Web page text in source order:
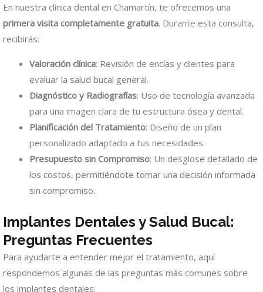
En nuestra clínica dental en Chamartín, te ofrecemos una
primera visita completamente gratuita. Durante esta consulta,
recibirás:
Valoración clínica: Revisión de encías y dientes para
evaluar la salud bucal general.
Diagnóstico y Radiografías: Uso de tecnología avanzada
para una imagen clara de tu estructura ósea y dental.
Planificación del Tratamiento: Diseño de un plan
personalizado adaptado a tus necesidades.
Presupuesto sin Compromiso: Un desglose detallado de
los costos, permitiéndote tomar una decisión informada
sin compromiso.
Implantes Dentales y Salud Bucal:
Preguntas Frecuentes
Para ayudarte a entender mejor el tratamiento, aquí
respondemos algunas de las preguntas más comunes sobre
los implantes dentales: